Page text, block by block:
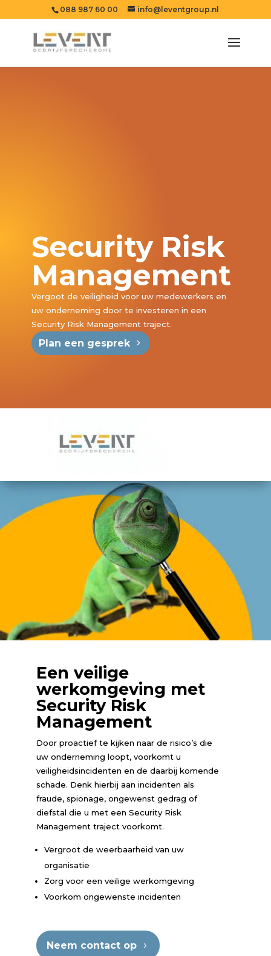
088 987 60 00 info@leventgroup.nl
Security Risk
Management
Vergoot de veiligheid voor uw medewerkers en
uw onderneming door te investeren in een
Security Risk Management traject.
Plan een gesprek
Een veilige
werkomgeving met
Security Risk
Management
Door proactief te kijken naar de risico’s die
uw onderneming loopt, voorkomt u
veiligheidsincidenten en de daarbij komende
schade. Denk hierbij aan incidenten als
fraude, spionage, ongewenst gedrag of
diefstal die u met een Security Risk
Management traject voorkomt.
Vergroot de weerbaarheid van uw
organisatie
Zorg voor een veilige werkomgeving
Voorkom ongewenste incidenten
Neem contact op